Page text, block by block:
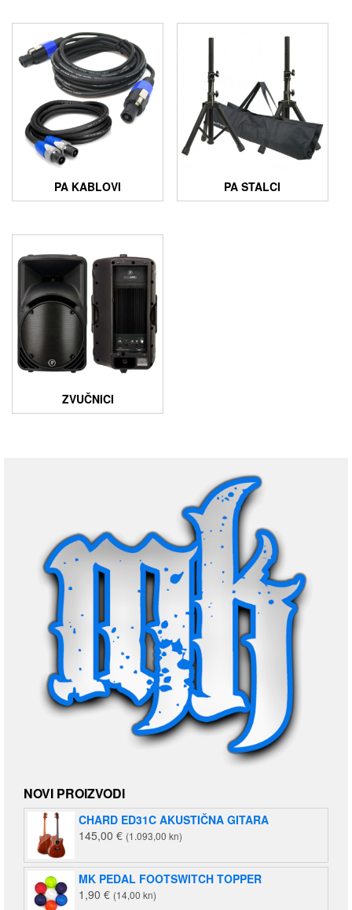
PA KABLOVI PA STALCI
ZVUČNICI
NOVI PROIZVODI
CHARD ED31C AKUSTIČNA GITARA
145,00 € (1.093,00 kn)
MK PEDAL FOOTSWITCH TOPPER
1,90 € (14,00 kn)